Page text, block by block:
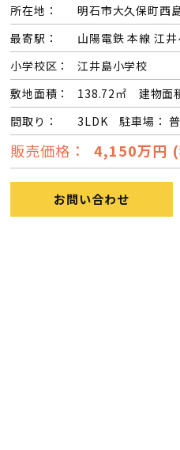
所在地：
明石市大久保町西
最寄駅：
山陽電鉄 本線 江
小学校区：
江井島小学校
敷地面積：
138.72㎡ 建物面
間取り：
3LDK 駐車場：
販売価格： 4,150万円
お問い合わせ